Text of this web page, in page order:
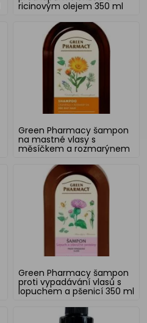
ricinovým olejem 350 ml
Green Pharmacy šampon
na mastné vlasy s
měsíčkem a rozmarýnem
Green Pharmacy šampon
proti vypadávání vlasů s
lopuchem a pšenicí 350 ml